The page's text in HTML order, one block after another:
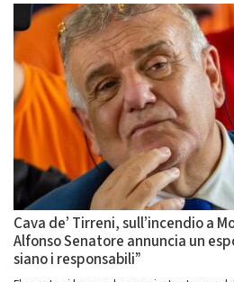
Cava de’ Tirreni, sull’incendio a
Alfonso Senatore annuncia un
siano i responsabili”